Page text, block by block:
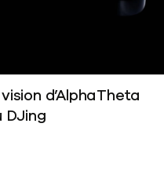
d’AlphaTheta
DJing